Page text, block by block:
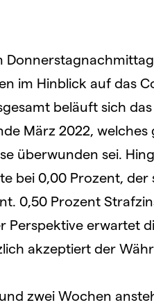
im Hinblick auf das
beläuft sich
März 2022,
überwunden sei.
bei 0,00 Prozent, der
0,50 Prozent
erwartet
akzeptiert der
zwei Wochen